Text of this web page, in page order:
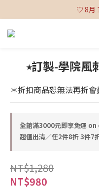
♡ 全館消費滿 $3,000
♡ 8月
♡ 全館消費滿 $3,000
⭒訂製-學院風
＊折扣商品恕無法再折
全館滿3000元即享免運
超值出清／任2件8折 3
NT$1,280
NT$980